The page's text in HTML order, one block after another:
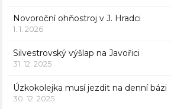
Novoroční ohňostroj v J. Hradci
1. 1. 2026
Silvestrovský výšlap na Javořici
31. 12. 2025
Úzkokolejka musí jezdit na denní bázi
30. 12. 2025